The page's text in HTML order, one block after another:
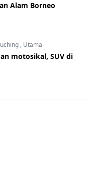
Alam Borneo
, Utama
motosikal, SUV di